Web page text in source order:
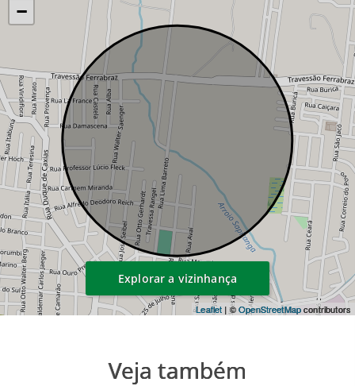
−
Leaflet | ©OpenStreetMapcontributors
Explorar a vizinhança
Veja também